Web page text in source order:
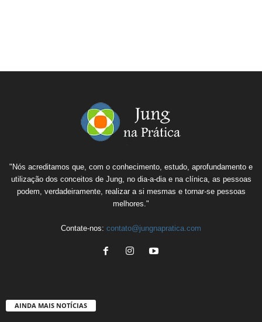
"Nós acreditamos que, com o conhecimento, estudo, aprofundamento e
utilização dos conceitos de Jung, no dia-a-dia e na clínica, as pessoas
podem, verdadeiramente, realizar a si mesmas e tornar-se pessoas
melhores."
Contate-nos: contato@jungnapratica.com
AINDA MAIS NOTÍCIAS